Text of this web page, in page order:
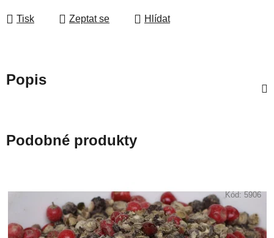
Tisk Zeptat se Hlídat
Popis
Podobné produkty
Kód: 5906